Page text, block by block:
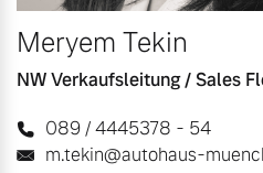
Meryem Tekin
NW Verkaufsleitung / Sales
089 / 4445378 - 54
m.tekin@autohaus-